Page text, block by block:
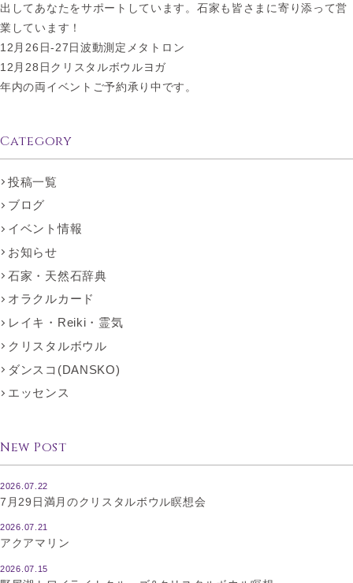
出してあなたをサポートしています。石家も皆さまに寄り添って営
業しています！
12月26日-27日波動測定メタトロン
12月28日クリスタルボウルヨガ
年内の両イベントご予約承り中です。
Category
投稿一覧
ブログ
イベント情報
お知らせ
石家・天然石辞典
オラクルカード
レイキ・Reiki・霊気
クリスタルボウル
ダンスコ(DANSKO)
エッセンス
New Post
2026.07.22
7月29日満月のクリスタルボウル瞑想会
2026.07.21
アクアマリン
2026.07.15